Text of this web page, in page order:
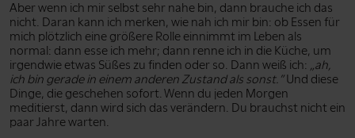
Aber wenn ich mir selbst sehr nahe bin, dann brauche ich das
nicht. Daran kann ich merken, wie nah ich mir bin: ob Essen für
mich plötzlich eine größere Rolle einnimmt im Leben als
normal: dann esse ich mehr; dann renne ich in die Küche, um
irgendwie etwas Süßes zu finden oder so. Dann weiß ich: „ah,
ich bin gerade in einem anderen Zustand als sonst.”Und diese
Dinge, die geschehen sofort. Wenn du jeden Morgen
meditierst, dann wird sich das verändern. Du brauchst nicht ein
paar Jahre warten.